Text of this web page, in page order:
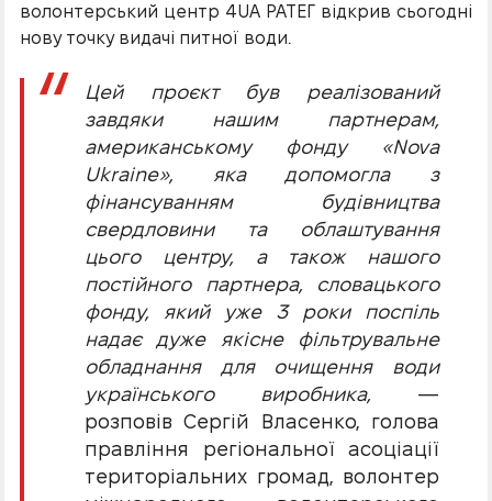
волонтерський центр 4UA РАТЕГ відкрив сьогодні
нову точку видачі питної води.
Цей проєкт був реалізований
завдяки нашим партнерам,
американському фонду «Nova
Ukraine», яка допомогла з
фінансуванням будівництва
свердловини та облаштування
цього центру, а також нашого
постійного партнера, словацького
фонду, який уже 3 роки поспіль
надає дуже якісне фільтрувальне
обладнання для очищення води
українського виробника, —
розповів Сергій Власенко, голова
правління регіональної асоціації
територіальних громад, волонтер